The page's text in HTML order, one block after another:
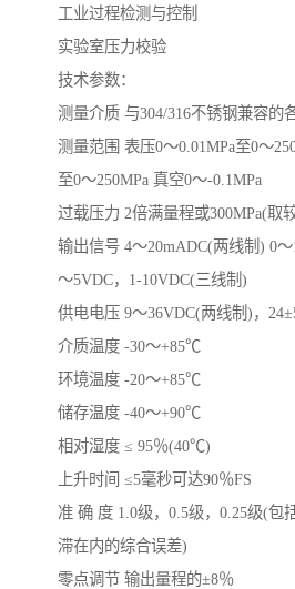
工业过程检测与控制
实验室压力校验
技术参数：
测量介质 与304/316不锈钢兼容的
测量范围 表压0～0.01MPa至0～
至0～250MPa 真空0～-0.1MPa
过载压力 2倍满量程或300MPa(取
输出信号 4～20mADC(两线制) 0
～5VDC，1-10VDC(三线制)
供电电压 9～36VDC(两线制)，
介质温度 -30～+85℃
环境温度 -20～+85℃
储存温度 -40～+90℃
相对湿度 ≤ 95％(40℃)
上升时间 ≤5毫秒可达90％FS
准 确 度 1.0级，0.5级，0.25级(包
滞在内的综合误差)
零点调节 输出量程的±8％